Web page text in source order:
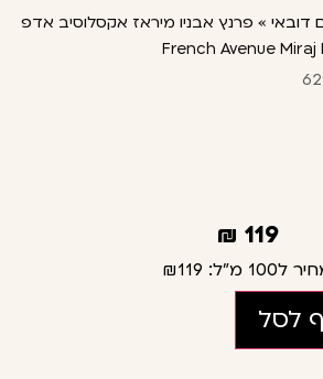
דובאי » פרנץ אבניו מיראז אקסלוסיב אדפ
French Avenue Miraj
119
₪
ל100 מ"ל: ₪119
לסל